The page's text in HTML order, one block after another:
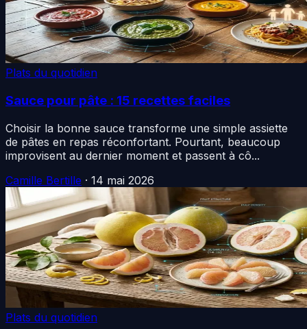
Plats du quotidien
Sauce pour pâte : 15 recettes faciles
Choisir la bonne sauce transforme une simple assiette
de pâtes en repas réconfortant. Pourtant, beaucoup
improvisent au dernier moment et passent à cô...
Camille Bertille · 14 mai 2026
Plats du quotidien